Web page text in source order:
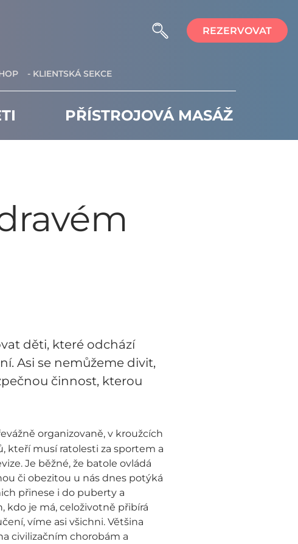
REZERVOVAT
- KLIENTSKÁ SEKCE
PŘÍSTROJOVÁ MASÁŽ
děti, které odchází
Asi se nemůžeme divit,
činnost, kterou
organizovaně, v kroužcích
kteří musí ratolesti za sportem a
Je běžné, že batole ovládá
či obezitou u nás dnes potýká
přinese i do puberty a
kdo je má, celoživotně přibírá
víme asi všichni. Většina
civilizačním chorobám a